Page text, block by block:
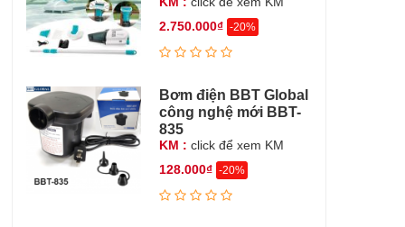
2.750.000₫ -20%
Bơm điện BBT Global
công nghệ mới BBT-
835
KM : click để xem KM
128.000₫ -20%